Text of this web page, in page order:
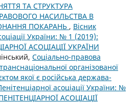
ТА СТРУКТУРА
НАСИЛЬСТВА В
ПОКАРАНЬ , Вісник
України: № 1 (2019):
АСОЦІАЦІЇ УКРАЇНИ
Соціально-правова
організованої
якої є російська держава-
асоціації України: №
АСОЦІАЦІЇ